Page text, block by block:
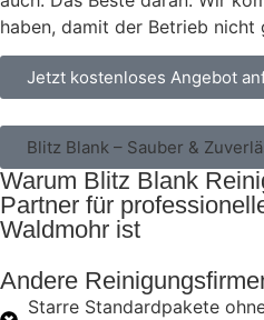
haben, damit der Betrieb
Jetzt kostenloses Angebot
Blitz Blank – Sauber &
Warum Blitz Blank
Partner für
Waldmohr ist
Andere
Starre Standardpakete